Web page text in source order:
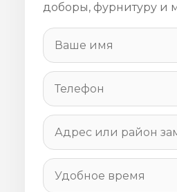
доборы, фурнитуру и